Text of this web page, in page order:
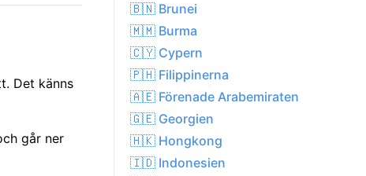
Det känns
går ner
🇧🇳 Brunei
🇲🇲 Burma
🇨🇾 Cypern
🇵🇭 Filippinerna
🇦🇪 Förenade Arabemiraten
🇬🇪 Georgien
🇭🇰 Hongkong
🇮🇩 Indonesien